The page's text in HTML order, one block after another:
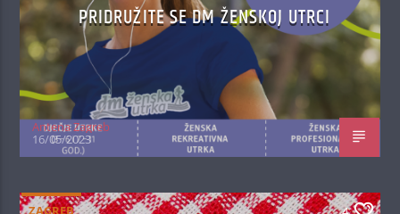
PRIDRUŽITE SE DM ŽENSKOJ UTRCI
Antena Zagreb
16/05/2023
ZAGREB